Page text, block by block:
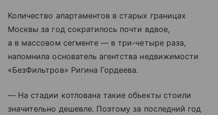
Количество апартаментов в старых границах
Москвы за год сократилось почти вдвое,
а в массовом сегменте — в три-четыре раза,
напомнила основатель агентства недвижимости
«БезФильтров» Ригина Гордеева.
— На стадии котлована такие объекты стоили
значительно дешевле. Поэтому за последний год